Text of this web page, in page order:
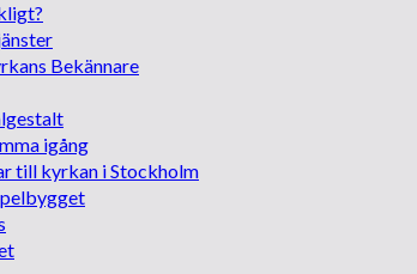
Bekännare
igång
till kyrkan i Stockholm